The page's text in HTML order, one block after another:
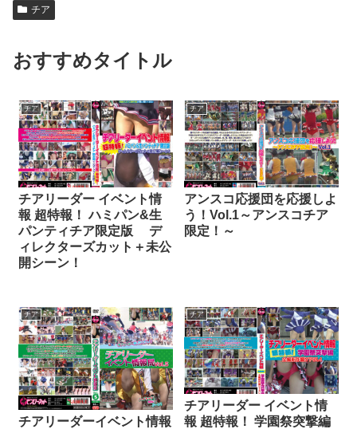
チア
おすすめタイトル
チア
チアリーダー イベント情
報 超特報！ ハミパン&生
パンティチア限定版 デ
ィレクターズカット＋未公
開シーン！
チア
アンスコ応援団を応援しよ
う！Vol.1～アンスコチア
限定！～
チア
チアリーダーイベント情報
チア
チアリーダー イベント情
報 超特報！ 学園祭突撃編